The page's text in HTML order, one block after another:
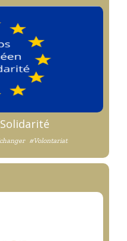
#Volontariat